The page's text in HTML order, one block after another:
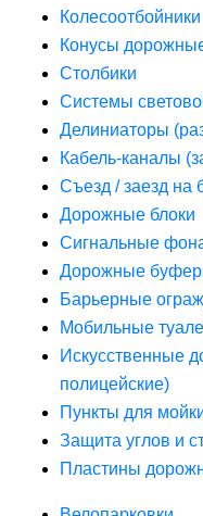
Колесоотбойники
Конусы
Столбики
Системы
Делиниаторы
Кабель-каналы
Съезд / заезд на
Дорожные блоки
Сигнальные
Дорожные
Барьерные
Мобильные
Искусственные
полицейские)
Пункты для
Защита углов и
Пластины